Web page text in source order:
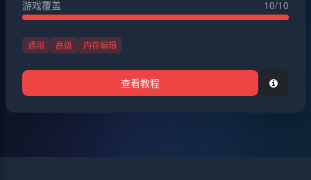
游戏覆盖 10/10
通用 高级 内存编辑
查看教程